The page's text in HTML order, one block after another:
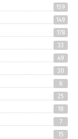
159
149
178
33
49
30
6
25
18
7
15